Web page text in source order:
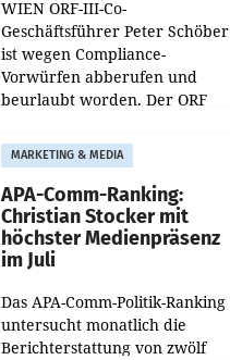
WIEN ORF-III-Co-
Geschäftsführer Peter Schöber
ist wegen Compliance-
Vorwürfen abberufen und
beurlaubt worden. Der ORF
entsprechende
Medienberichte.
MARKETING & MEDIA
APA-Comm-Ranking:
Christian Stocker mit
höchster Medienpräsenz
im Juli
Das APA-Comm-Politik-Ranking
untersucht monatlich die
Berichterstattung von zwölf